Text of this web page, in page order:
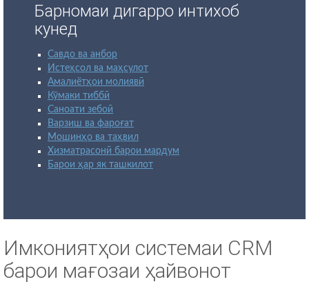
Барномаи дигарро интихоб
кунед
Савдо ва анбор
Истеҳсол ва маҳсулот
Амалиётҳои молиявӣ
Кӯмаки тиббӣ
Саноати зебоӣ
Варзиш ва фароғат
Мошинҳо ва таҳвил
Хизматрасонӣ барои мардум
Барои ҳар як ташкилот
Имкониятҳои системаи CRM
барои мағозаи ҳайвонот